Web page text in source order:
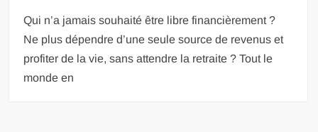
Qui n’a jamais souhaité être libre financièrement ?
Ne plus dépendre d’une seule source de revenus et
profiter de la vie, sans attendre la retraite ? Tout le
monde en